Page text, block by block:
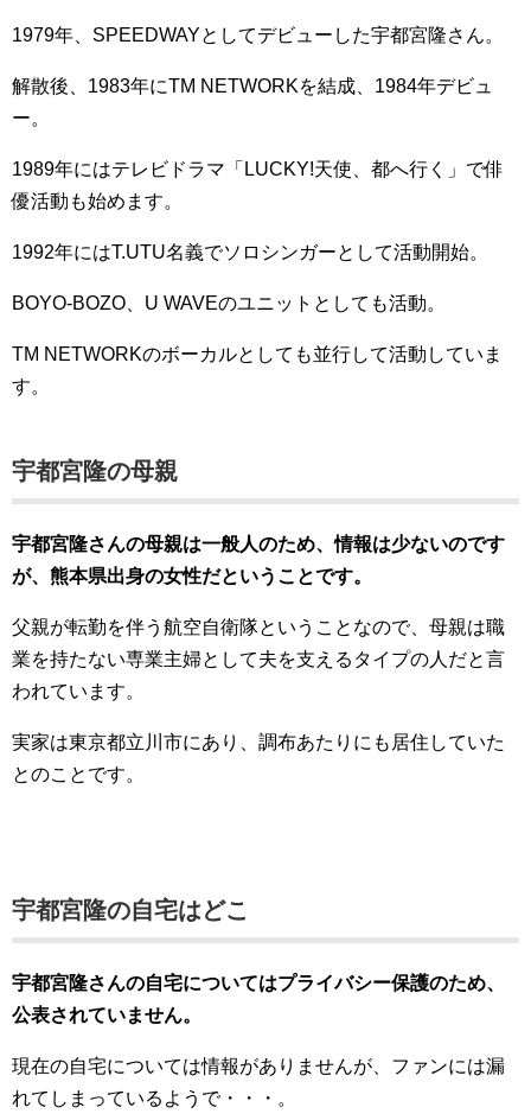
1979年、SPEEDWAYとしてデビューした宇都宮隆さん。
解散後、1983年にTM NETWORKを結成、1984年デビュ
ー。
1989年にはテレビドラマ「LUCKY!天使、都へ行く」で俳
優活動も始めます。
1992年にはT.UTU名義でソロシンガーとして活動開始。
BOYO-BOZO、U WAVEのユニットとしても活動。
TM NETWORKのボーカルとしても並行して活動していま
す。
宇都宮隆の母親
宇都宮隆さんの母親は一般人のため、情報は少ないのです
が、熊本県出身の女性だということです。
父親が転勤を伴う航空自衛隊ということなので、母親は職
業を持たない専業主婦として夫を支えるタイプの人だと言
われています。
実家は東京都立川市にあり、調布あたりにも居住していた
とのことです。
宇都宮隆の自宅はどこ
宇都宮隆さんの自宅についてはプライバシー保護のため、
公表されていません。
現在の自宅については情報がありませんが、ファンには漏
れてしまっているようで・・・。